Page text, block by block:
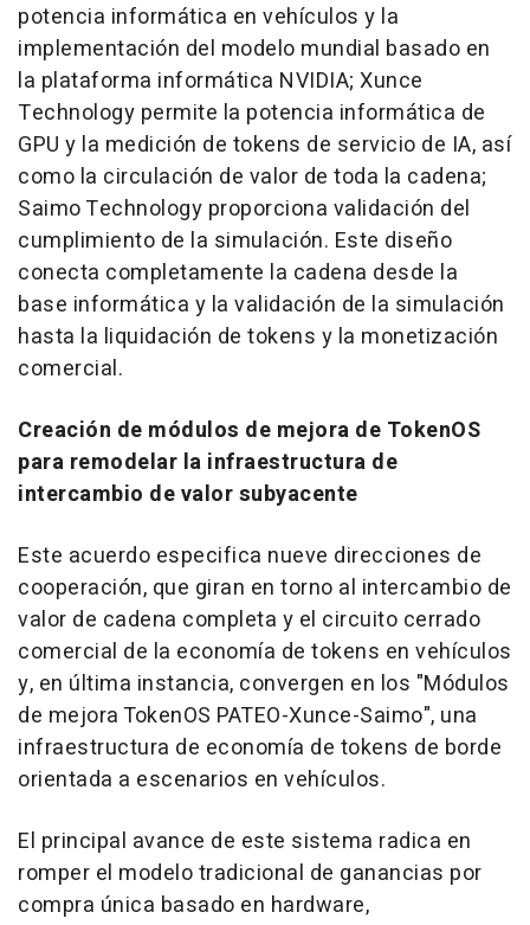
potencia informática en vehículos y la
implementación del modelo mundial basado en
la plataforma informática NVIDIA; Xunce
Technology permite la potencia informática de
GPU y la medición de tokens de servicio de IA, así
como la circulación de valor de toda la cadena;
Saimo Technology proporciona validación del
cumplimiento de la simulación. Este diseño
conecta completamente la cadena desde la
base informática y la validación de la simulación
hasta la liquidación de tokens y la monetización
comercial.
Creación de módulos de mejora de TokenOS
para remodelar la infraestructura de
intercambio de valor subyacente
Este acuerdo especifica nueve direcciones de
cooperación, que giran en torno al intercambio de
valor de cadena completa y el circuito cerrado
comercial de la economía de tokens en vehículos
y, en última instancia, convergen en los "Módulos
de mejora TokenOS PATEO-Xunce-Saimo", una
infraestructura de economía de tokens de borde
orientada a escenarios en vehículos.
El principal avance de este sistema radica en
romper el modelo tradicional de ganancias por
compra única basado en hardware,